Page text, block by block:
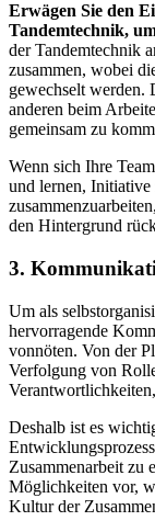
Erwägen Sie den
Tandemtechnik,
der Tandemtechnik
zusammen, wobei
gewechselt werden.
anderen beim
gemeinsam zu
Wenn sich Ihre
und lernen, Initiative
den Hintergrund
3.
Um als
hervorragende
vonnöten. Von der
Verfolgung von
Deshalb ist es
Zusammenarbeit zu
Möglichkeiten vor,
Kultur der